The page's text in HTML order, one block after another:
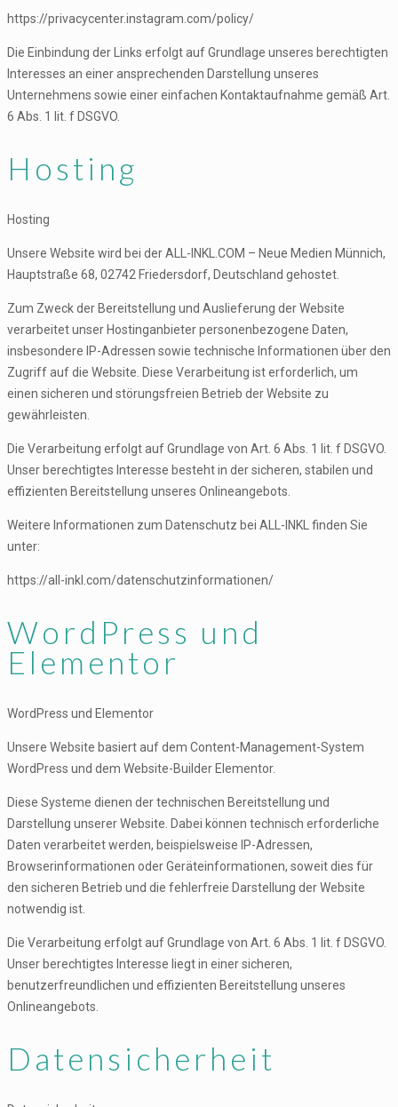
https://privacycenter.instagram.com/policy/
Die Einbindung der Links erfolgt auf Grundlage unseres berechtigten
Interesses an einer ansprechenden Darstellung unseres
Unternehmens sowie einer einfachen Kontaktaufnahme gemäß Art.
6 Abs. 1 lit. f DSGVO.
Hosting
Hosting
Unsere Website wird bei der ALL-INKL.COM – Neue Medien Münnich,
Hauptstraße 68, 02742 Friedersdorf, Deutschland gehostet.
Zum Zweck der Bereitstellung und Auslieferung der Website
verarbeitet unser Hostinganbieter personenbezogene Daten,
insbesondere IP-Adressen sowie technische Informationen über den
Zugriff auf die Website. Diese Verarbeitung ist erforderlich, um
einen sicheren und störungsfreien Betrieb der Website zu
gewährleisten.
Die Verarbeitung erfolgt auf Grundlage von Art. 6 Abs. 1 lit. f DSGVO.
Unser berechtigtes Interesse besteht in der sicheren, stabilen und
effizienten Bereitstellung unseres Onlineangebots.
Weitere Informationen zum Datenschutz bei ALL-INKL finden Sie
unter:
https://all-inkl.com/datenschutzinformationen/
WordPress und
Elementor
WordPress und Elementor
Unsere Website basiert auf dem Content-Management-System
WordPress und dem Website-Builder Elementor.
Diese Systeme dienen der technischen Bereitstellung und
Darstellung unserer Website. Dabei können technisch erforderliche
Daten verarbeitet werden, beispielsweise IP-Adressen,
Browserinformationen oder Geräteinformationen, soweit dies für
den sicheren Betrieb und die fehlerfreie Darstellung der Website
notwendig ist.
Die Verarbeitung erfolgt auf Grundlage von Art. 6 Abs. 1 lit. f DSGVO.
Unser berechtigtes Interesse liegt in einer sicheren,
benutzerfreundlichen und effizienten Bereitstellung unseres
Onlineangebots.
Datensicherheit